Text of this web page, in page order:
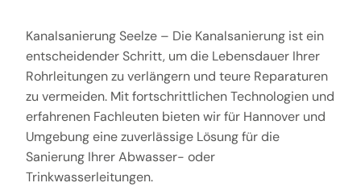
Kanalsanierung Seelze – Die Kanalsanierung ist ein
entscheidender Schritt, um die Lebensdauer Ihrer
Rohrleitungen zu verlängern und teure Reparaturen
zu vermeiden. Mit fortschrittlichen Technologien und
erfahrenen Fachleuten bieten wir für Hannover und
Umgebung eine zuverlässige Lösung für die
Sanierung Ihrer Abwasser- oder
Trinkwasserleitungen.